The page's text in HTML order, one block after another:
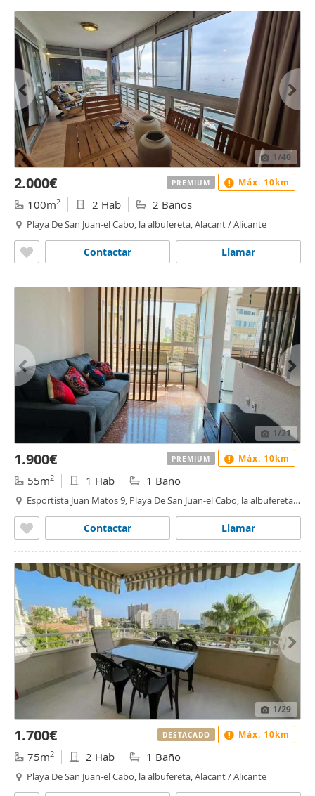
1/40
2.000€
100m2 2 Hab 2 Baños
Playa De San Juan-el Cabo, la albufereta, Alacant / Alicante
Llamar
Contactar
PREMIUM Máx. 10km
1/21
1.900€
55m2 1 Hab 1 Baño
Esportista Juan Matos 9, Playa De San Juan-el Cabo, la albufereta,
Llamar
Contactar
PREMIUM Máx. 10km
1/29
1.700€
75m2 2 Hab 1 Baño
Playa De San Juan-el Cabo, la albufereta, Alacant / Alicante
DESTACADO Máx. 10km